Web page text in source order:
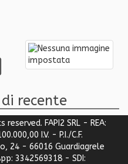
recente
FAPI2 SRL - REA:
I.V. - P.I./C.F.
24 - 66016 Guardiagrele
3342569318 - SDI: